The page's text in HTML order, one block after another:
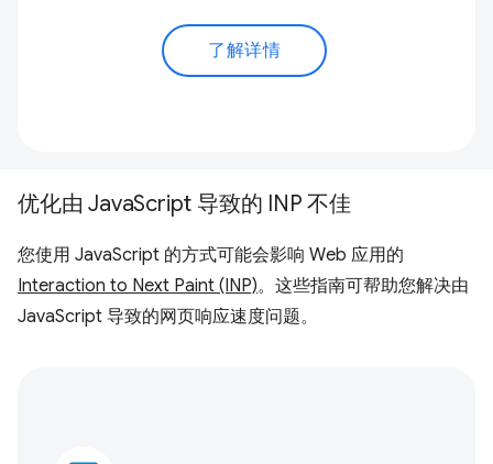
了解详情
优化由 JavaScript 导致的 INP 不佳
您使用 JavaScript 的方式可能会影响 Web 应用的
Interaction to Next Paint (INP)。这些指南可帮助您解决由
JavaScript 导致的网页响应速度问题。